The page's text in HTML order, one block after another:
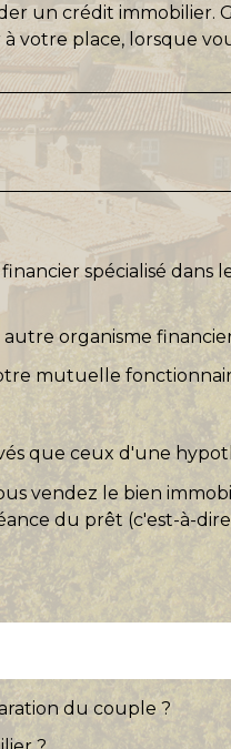
un crédit immobilier.
votre place, lorsque
spécialisé
organisme
mutuelle
que ceux d'une
vendez le bien
du prêt (c'est-à-
du couple ?